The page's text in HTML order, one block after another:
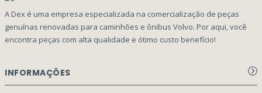
A Dex é uma empresa especializada na comercialização de peças
genuínas renovadas para caminhões e ônibus Volvo. Por aqui, você
encontra peças com alta qualidade e ótimo custo benefício!
INFORMAÇÕES